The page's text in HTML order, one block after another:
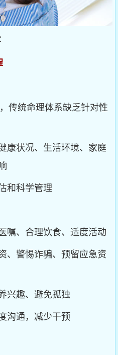
传统命理体系缺乏针对性
康状况、生活环境、家庭
和科学管理
嘱、合理饮食、适度活动
、警惕诈骗、预留应急资
兴趣、避免孤独
沟通，减少干预